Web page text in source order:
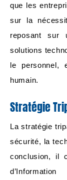
que les
sur la
reposant sur
solutions
le personnel,
humain.
Stratégie
La stratégie
sécurité, la
conclusion, il